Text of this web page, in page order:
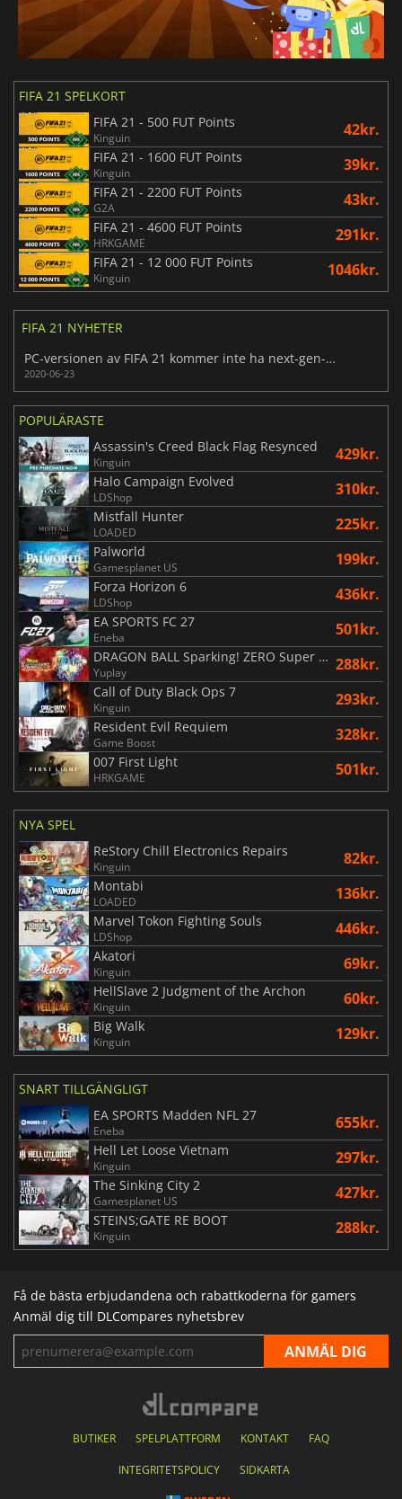
FIFA 21 SPELKORT
FIFA 21 - 500 FUT Points
Kinguin 42kr.
FIFA 21 - 1600 FUT Points
Kinguin 39kr.
FIFA 21 - 2200 FUT Points
G2A 43kr.
FIFA 21 - 4600 FUT Points
HRKGAME 291kr.
FIFA 21 - 12 000 FUT Points
Kinguin 1046kr.
FIFA 21 NYHETER
PC-versionen av FIFA 21 kommer inte ha next-gen-grafik
2020-06-23
POPULÄRASTE
Assassin's Creed Black Flag Resynced
Kinguin 429kr.
Halo Campaign Evolved
LDShop 310kr.
Mistfall Hunter
LOADED 225kr.
Palworld
Gamesplanet US 199kr.
Forza Horizon 6
LDShop 436kr.
EA SPORTS FC 27
Eneba 501kr.
DRAGON BALL Sparking! ZERO Super Limit Breaking NEO
Yuplay 288kr.
Call of Duty Black Ops 7
Kinguin 293kr.
Resident Evil Requiem
Game Boost 328kr.
007 First Light
HRKGAME 501kr.
NYA SPEL
ReStory Chill Electronics Repairs
Kinguin 82kr.
Montabi
LOADED 136kr.
Marvel Tokon Fighting Souls
LDShop 446kr.
Akatori
Kinguin 69kr.
HellSlave 2 Judgment of the Archon
Kinguin 60kr.
Big Walk
Kinguin 129kr.
SNART TILLGÄNGLIGT
EA SPORTS Madden NFL 27
Eneba 655kr.
Hell Let Loose Vietnam
Kinguin 297kr.
The Sinking City 2
Gamesplanet US 427kr.
STEINS;GATE RE BOOT
Kinguin 288kr.
Få de bästa erbjudandena och rabattkoderna för gamers
Anmäl dig till DLCompares nyhetsbrev
BUTIKER SPELPLATTFORM KONTAKT FAQ
INTEGRITETSPOLICY SIDKARTA